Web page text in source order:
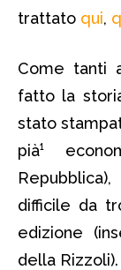
trattato qui,
Come tanti
fatto la
stato
pià¹
difficile da
edizione
della Rizzoli).